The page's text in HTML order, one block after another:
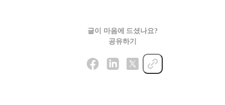
글이 마음에 드셨나요?
공유하기